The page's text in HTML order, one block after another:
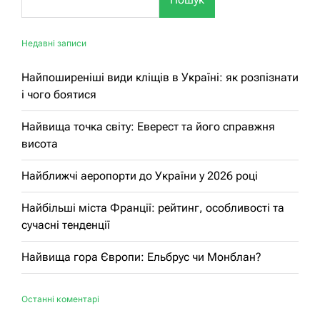
Недавні записи
Найпоширеніші види кліщів в Україні: як розпізнати
і чого боятися
Найвища точка світу: Еверест та його справжня
висота
Найближчі аеропорти до України у 2026 році
Найбільші міста Франції: рейтинг, особливості та
сучасні тенденції
Найвища гора Європи: Ельбрус чи Монблан?
Останні коментарі